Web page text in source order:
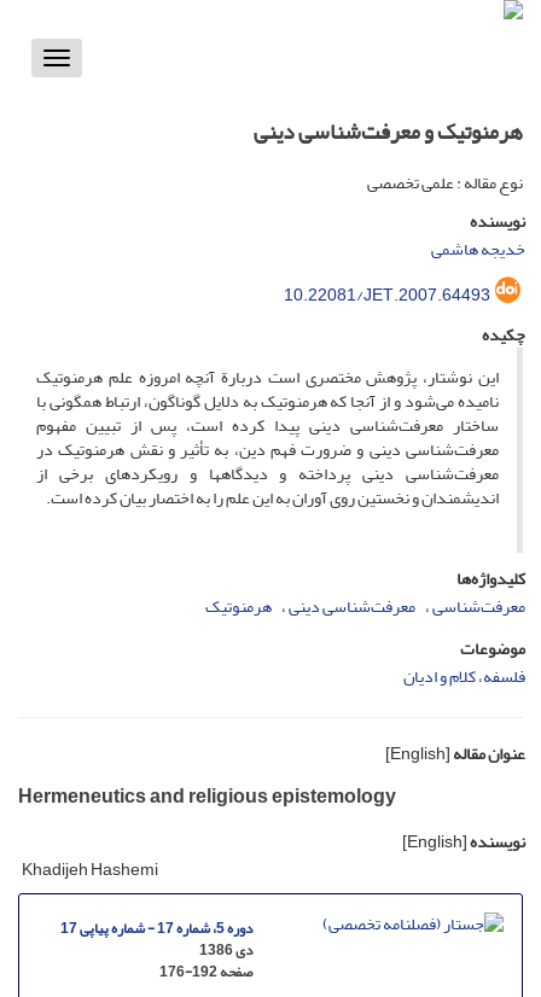
Toggle
هرمنوتیک و معرفت‌شناسی دینی
نوع مقاله : علمی تخصصی
نویسنده
خدیجه هاشمی
10.22081/JET.2007.64493
چکیده
این نوشتار، پژوهش مختصری است دربارة آنچه امروزه علم هرمنوتیک
نامیده می‌شود و از آنجا که هرمنوتیک به دلایل گوناگون، ارتباط همگونی با
ساختار معرفت‌شناسی دینی پیدا کرده است، پس از تبیین مفهوم
معرفت‌شناسی دینی و ضرورت فهم دین، به تأثیر و نقش هرمنوتیک در
معرفت‌شناسی دینی پرداخته و دیدگاهها و رویکردهای برخی از
اندیشمندان و نخستین روی آوران به این علم را به اختصار بیان کرده است.
کلیدواژه‌ها
معرفت‌شناسی معرفت‌شناسی دینی هرمنوتیک
موضوعات
فلسفه، کلام و ادیان
عنوان مقاله[English]
Hermeneutics and religious epistemology
نویسنده[English]
Khadijeh Hashemi
دوره 5، شماره 17 - شماره پیاپی 17
دی 1386
صفحه176-192